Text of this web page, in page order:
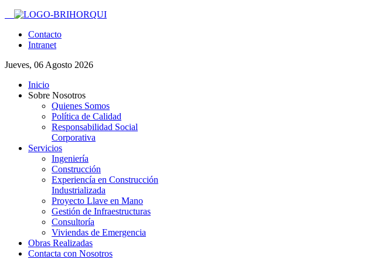
Contacto
Intranet
Jueves, 06 Agosto 2026
Inicio
Sobre Nosotros
Quienes Somos
Política de Calidad
Responsabilidad Social
Corporativa
Servicios
Ingeniería
Construcción
Experiencía en Construcción
Industrializada
Proyecto Llave en Mano
Gestión de Infraestructuras
Consultoría
Viviendas de Emergencia
Obras Realizadas
Contacta con Nosotros